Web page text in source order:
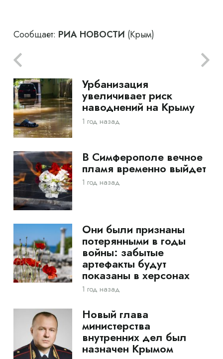
Сообщает: РИА НОВОСТИ (Крым)
Урбанизация
увеличивает риск
наводнений на Крыму
1 год назад
В Симферополе вечное
пламя временно выйдет
1 год назад
Они были признаны
потерянными в годы
войны: забытые
артефакты будут
показаны в херсонах
1 год назад
Новый глава
министерства
внутренних дел был
назначен Крымом